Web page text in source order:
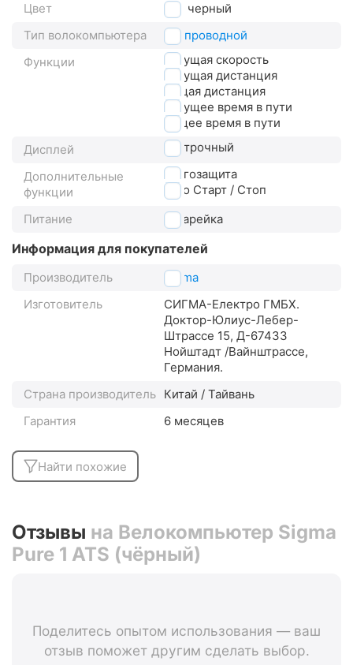
Цвет
черный
Тип волокомпьютера
беспроводной
Функции
текущая скорость
текущая дистанция
общая дистанция
текущее время в пути
общее время в пути
Дисплей
3-строчный
Дополнительные
функции
влагозащита
авто Старт / Стоп
Питание
батарейка
Информация для покупателей
Производитель
Sigma
Изготовитель
СИГМА-Електро ГМБХ.
Доктор-Юлиус-Лебер-
Штрассе 15, Д-67433
Нойштадт /Вайнштрассе,
Германия.
Страна производитель Китай / Тайвань
Гарантия
6 месяцев
Найти похожие
Отзывы на Велокомпьютер Sigma
Pure 1 ATS (чёрный)
Поделитесь опытом использования — ваш
отзыв поможет другим сделать выбор.